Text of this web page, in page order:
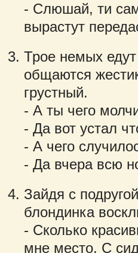
- Слюшай, ти сам
вырастут
Трое немых
общаются
грустный.
- А ты чего
- Да вот устал
- А чего
- Да вчера всю
Зайдя с
блондинка
- Сколько
мне место. С